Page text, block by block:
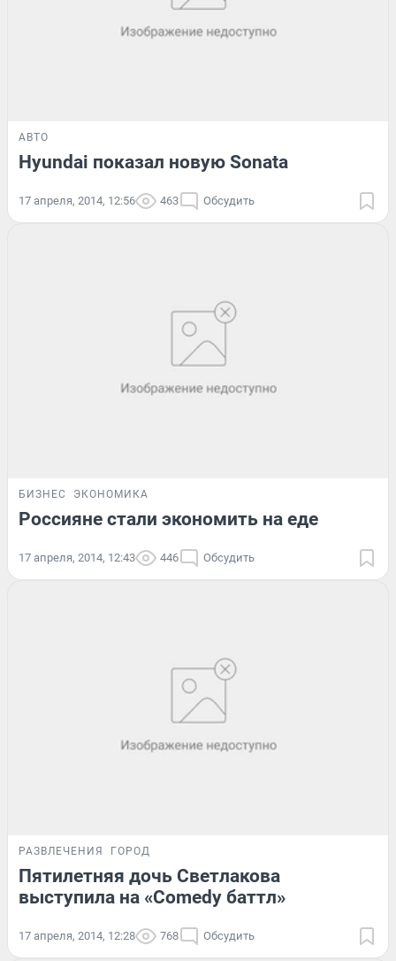
АВТО
Hyundai показал новую Sonata
17 апреля, 2014, 12:56 463 Обсудить
БИЗНЕС ЭКОНОМИКА
Россияне стали экономить на еде
17 апреля, 2014, 12:43 446 Обсудить
РАЗВЛЕЧЕНИЯ ГОРОД
Пятилетняя дочь Светлакова
выступила на «Comedy баттл»
17 апреля, 2014, 12:28 768 Обсудить